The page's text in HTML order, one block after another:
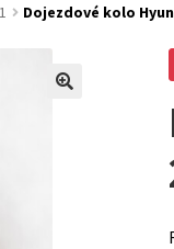
Dojezdové kolo